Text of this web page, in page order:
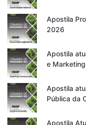
Apostila
2026
Apostila
e
Apostila
Pública da
Apostila